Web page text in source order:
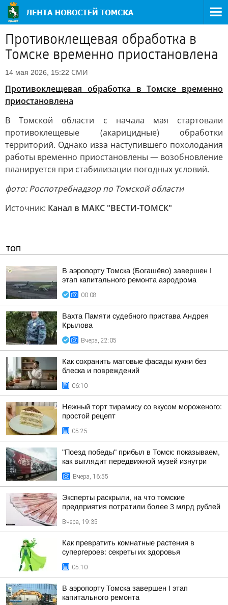
Противоклещевая обработка в
Томске временно приостановлена
14 мая 2026, 15:22 СМИ
Противоклещевая обработка в Томске временно
приостановлена
В Томской области с начала мая стартовали
противоклещевые (акарицидные) обработки
территорий. Однако изза наступившего похолодания
работы временно приостановлены — возобновление
планируется при стабилизации погодных условий.
фото: Роспотребнадзор по Томской области
Источник: Канал в МАКС "ВЕСТИ-ТОМСК"
ТОП
В аэропорту Томска (Богашёво) завершен I
этап капитального ремонта аэродрома
00:08
Вахта Памяти судебного пристава Андрея
Крылова
Вчера, 22:05
Как сохранить матовые фасады кухни без
блеска и повреждений
06:10
Нежный торт тирамису со вкусом мороженого:
простой рецепт
05:25
"Поезд победы" прибыл в Томск: показываем,
как выглядит передвижной музей изнутри
Вчера, 16:55
Эксперты раскрыли, на что томские
предприятия потратили более 3 млрд рублей
Вчера, 19:35
Как превратить комнатные растения в
супергероев: секреты их здоровья
05:10
В аэропорту Томска завершен I этап
капитального ремонта